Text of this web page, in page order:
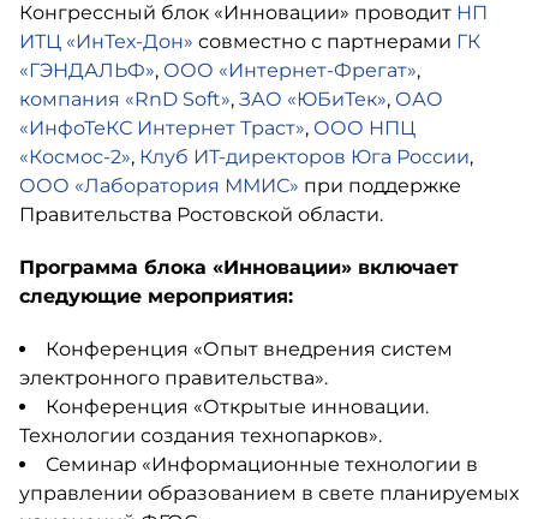
Конгрессный блок «Инновации» проводит НП
ИТЦ «ИнТех-Дон» совместно с партнерами ГК
«ГЭНДАЛЬФ», ООО «Интернет-Фрегат»,
компания «RnD Soft», ЗАО «ЮБиТек», ОАО
«ИнфоТеКС Интернет Траст», ООО НПЦ
«Космос-2», Клуб ИТ-директоров Юга России,
ООО «Лаборатория ММИС» при поддержке
Правительства Ростовской области.
Программа блока «Инновации» включает
следующие мероприятия:
Конференция «Опыт внедрения систем
электронного правительства».
Конференция «Открытые инновации.
Технологии создания технопарков».
Семинар «Информационные технологии в
управлении образованием в свете планируемых